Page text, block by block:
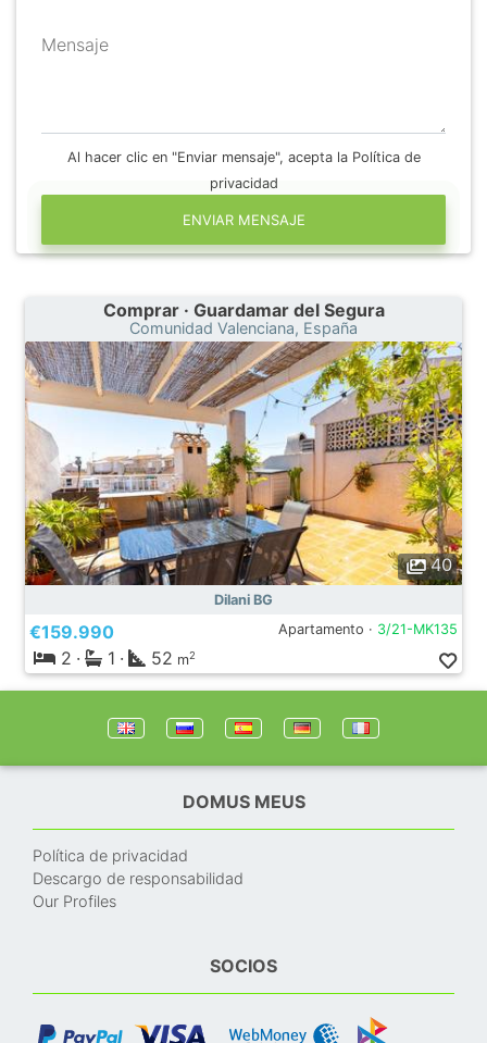
Mensaje
Al hacer clic en "Enviar mensaje", acepta la Política de
privacidad
ENVIAR MENSAJE
Comprar · Guardamar del Segura
Comunidad Valenciana, España
40
Dilani BG
€159.990 Apartamento · 3/21-MK135
2 · 1 · 52 m2
DOMUS MEUS
Política de privacidad
Descargo de responsabilidad
Our Profiles
SOCIOS